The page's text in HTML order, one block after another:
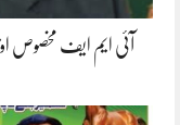
آئی ایم ایف مخصوص